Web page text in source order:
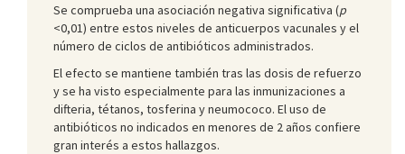
Se comprueba una asociación negativa significativa (p
<0,01) entre estos niveles de anticuerpos vacunales y el
número de ciclos de antibióticos administrados.
El efecto se mantiene también tras las dosis de refuerzo
y se ha visto especialmente para las inmunizaciones a
difteria, tétanos, tosferina y neumococo. El uso de
antibióticos no indicados en menores de 2 años confiere
gran interés a estos hallazgos.